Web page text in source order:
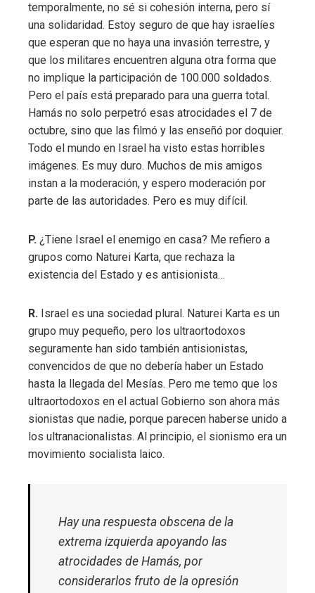
temporalmente, no sé si cohesión interna, pero sí
una solidaridad. Estoy seguro de que hay israelíes
que esperan que no haya una invasión terrestre, y
que los militares encuentren alguna otra forma que
no implique la participación de 100.000 soldados.
Pero el país está preparado para una guerra total.
Hamás no solo perpetró esas atrocidades el 7 de
octubre, sino que las filmó y las enseñó por doquier.
Todo el mundo en Israel ha visto estas horribles
imágenes. Es muy duro. Muchos de mis amigos
instan a la moderación, y espero moderación por
parte de las autoridades. Pero es muy difícil.
P. ¿Tiene Israel el enemigo en casa? Me refiero a
grupos como Naturei Karta, que rechaza la
existencia del Estado y es antisionista…
R. Israel es una sociedad plural. Naturei Karta es un
grupo muy pequeño, pero los ultraortodoxos
seguramente han sido también antisionistas,
convencidos de que no debería haber un Estado
hasta la llegada del Mesías. Pero me temo que los
ultraortodoxos en el actual Gobierno son ahora más
sionistas que nadie, porque parecen haberse unido a
los ultranacionalistas. Al principio, el sionismo era un
movimiento socialista laico.
Hay una respuesta obscena de la
extrema izquierda apoyando las
atrocidades de Hamás, por
considerarlos fruto de la opresión